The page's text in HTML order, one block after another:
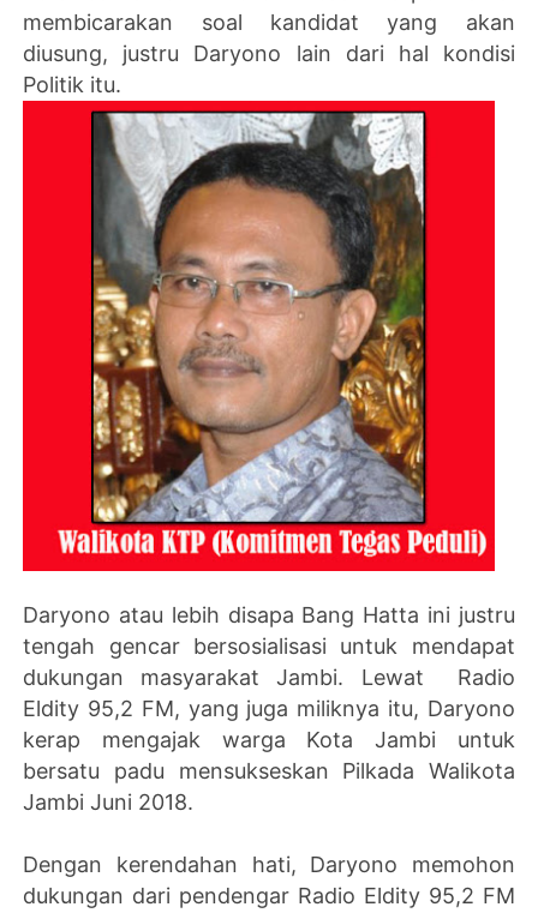
membicarakan soal kandidat yang akan
diusung, justru Daryono lain dari hal kondisi
Politik itu.
Daryono atau lebih disapa Bang Hatta ini justru
tengah gencar bersosialisasi untuk mendapat
dukungan masyarakat Jambi. Lewat Radio
Eldity 95,2 FM, yang juga miliknya itu, Daryono
kerap mengajak warga Kota Jambi untuk
bersatu padu mensukseskan Pilkada Walikota
Jambi Juni 2018.
Dengan kerendahan hati, Daryono memohon
dukungan dari pendengar Radio Eldity 95,2 FM